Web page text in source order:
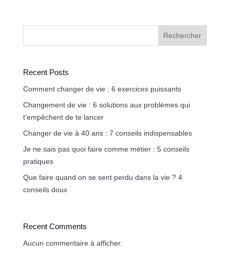
Rechercher
Recent Posts
Comment changer de vie : 6 exercices puissants
Changement de vie : 6 solutions aux problèmes qui
t’empêchent de te lancer
Changer de vie à 40 ans : 7 conseils indispensables
Je ne sais pas quoi faire comme métier : 5 conseils
pratiques
Que faire quand on se sent perdu dans la vie ? 4
conseils doux
Recent Comments
Aucun commentaire à afficher.